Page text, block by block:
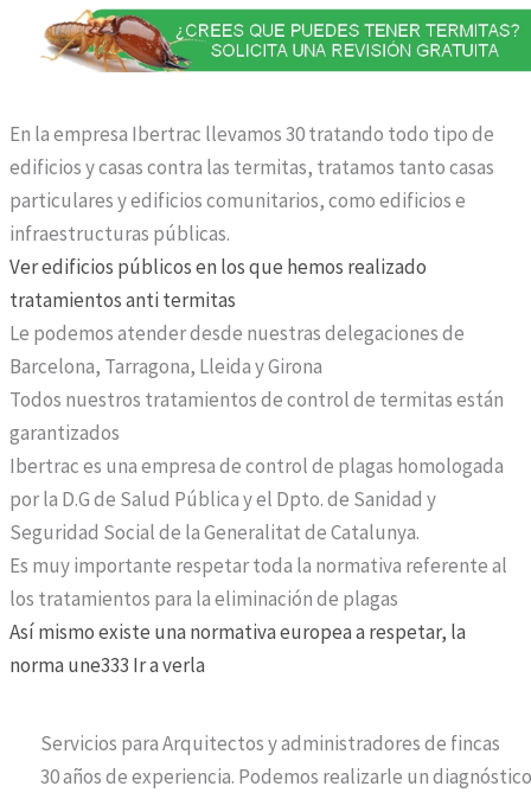
En la empresa Ibertrac llevamos 30 tratando todo tipo de
edificios y casas contra las termitas, tratamos tanto casas
particulares y edificios comunitarios, como edificios e
infraestructuras públicas.
Ver edificios públicos en los que hemos realizado
tratamientos anti termitas
Le podemos atender desde nuestras delegaciones de
Barcelona, Tarragona, Lleida y Girona
Todos nuestros tratamientos de control de termitas están
garantizados
Ibertrac es una empresa de control de plagas homologada
por la D.G de Salud Pública y el Dpto. de Sanidad y
Seguridad Social de la Generalitat de Catalunya.
Es muy importante respetar toda la normativa referente al
los tratamientos para la eliminación de plagas
Así mismo existe una normativa europea a respetar, la
norma une333 Ir a verla
Servicios para Arquitectos y administradores de fincas
30 años de experiencia. Podemos realizarle un diagnóstico